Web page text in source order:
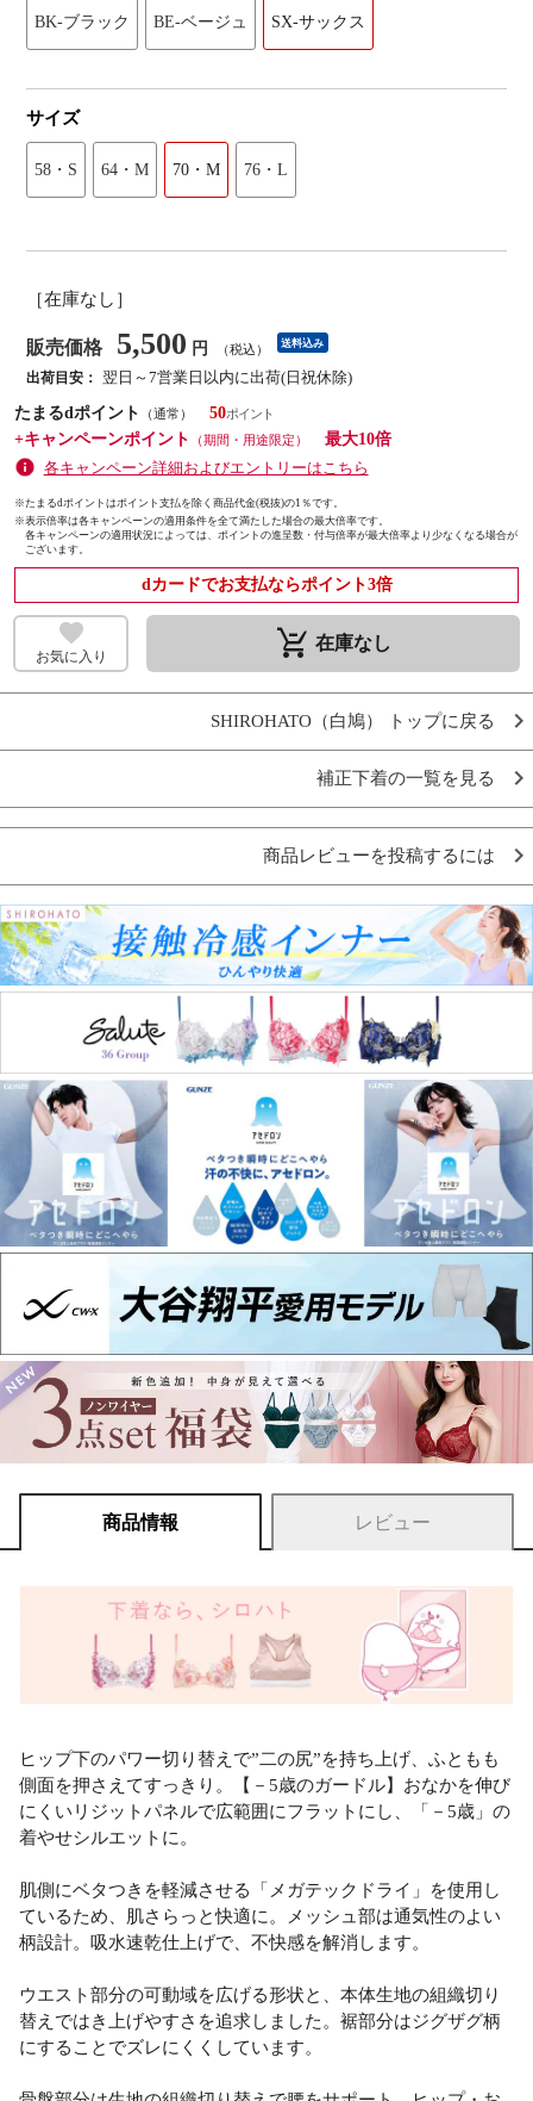
BK-ブラック BE-ベージュ SX-サックス
サイズ
58・S 64・M 70・M 76・L
［在庫なし］
販売価格 5,500 円 （税込） 送料込み
出荷目安： 翌日～7営業日以内に出荷(日祝休除)
たまるdポイント
（通常）
50
+キャンペーンポイント
（期間・用途限定）
最大10倍
各キャンペーン詳細およびエントリーはこちら
※たまるdポイントはポイント支払を除く商品代金(税抜)の1％です。
※表示倍率は各キャンペーンの適用条件を全て満たした場合の最大倍率です。
各キャンペーンの適用状況によっては、ポイントの進呈数・付与倍率が最大倍率より少なくなる場合が
ございます。
dカードでお支払ならポイント3倍
お気に入り remove_shopping_cart 在庫なし
SHIROHATO（白鳩） トップに戻る
補正下着の一覧を見る
商品レビューを投稿するには
商品情報 レビュー
ヒップ下のパワー切り替えで”二の尻”を持ち上げ、ふともも
側面を押さえてすっきり。【－5歳のガードル】おなかを伸び
にくいリジットパネルで広範囲にフラットにし、「－5歳」の
着やせシルエットに。
肌側にベタつきを軽減させる「メガテックドライ」を使用し
ているため、肌さらっと快適に。メッシュ部は通気性のよい
柄設計。吸水速乾仕上げで、不快感を解消します。
ウエスト部分の可動域を広げる形状と、本体生地の組織切り
替えではき上げやすさを追求しました。裾部分はジグザグ柄
にすることでズレにくくしています。